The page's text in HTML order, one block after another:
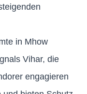
in Mhow
Vihar, die
engagieren